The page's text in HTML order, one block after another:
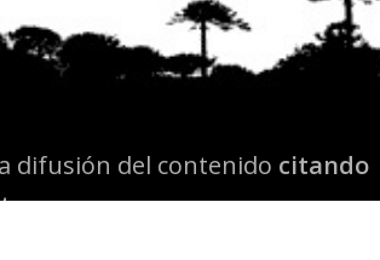
difusión del contenido citando
www.mapuexpress.org